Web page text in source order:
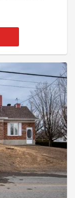
pièces
quant à la
comprend
et